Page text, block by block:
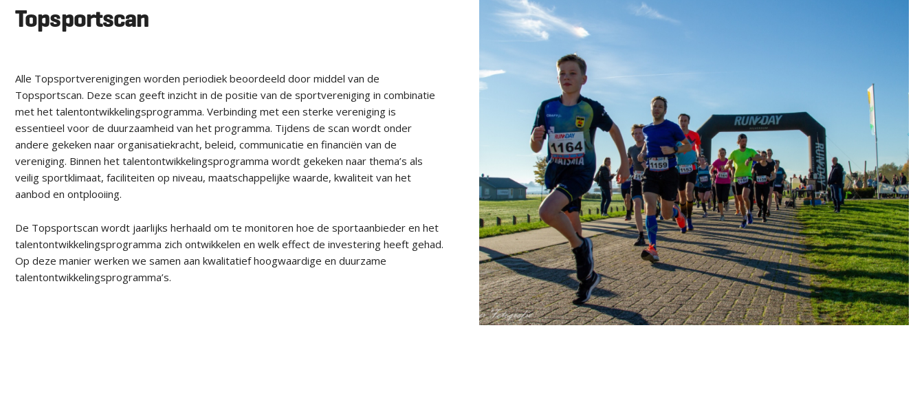
Topsportscan
Alle Topsportverenigingen worden periodiek beoordeeld door middel van de
Topsportscan. Deze scan geeft inzicht in de positie van de sportvereniging in combinatie
met het talentontwikkelingsprogramma. Verbinding met een sterke vereniging is
essentieel voor de duurzaamheid van het programma. Tijdens de scan wordt onder
andere gekeken naar organisatiekracht, beleid, communicatie en financiën van de
vereniging. Binnen het talentontwikkelingsprogramma wordt gekeken naar thema’s als
veilig sportklimaat, faciliteiten op niveau, maatschappelijke waarde, kwaliteit van het
aanbod en ontplooiing.
De Topsportscan wordt jaarlijks herhaald om te monitoren hoe de sportaanbieder en het
talentontwikkelingsprogramma zich ontwikkelen en welk effect de investering heeft gehad.
Op deze manier werken we samen aan kwalitatief hoogwaardige en duurzame
talentontwikkelingsprogramma’s.